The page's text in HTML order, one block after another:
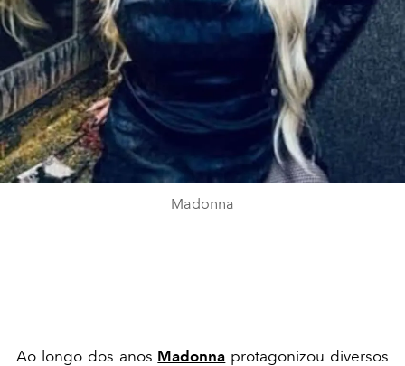
Madonna
Ao longo dos anos Madonna protagonizou diversos